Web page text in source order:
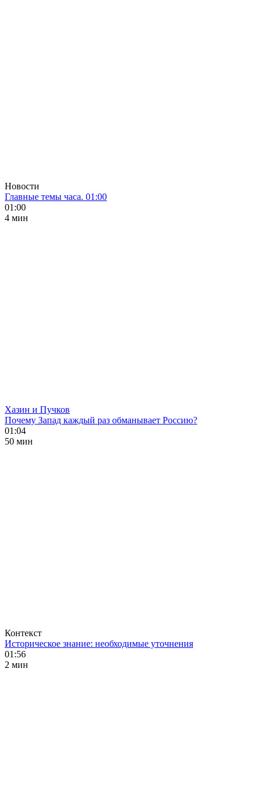
Новости
Главные темы часа. 01:00
01:00
4 мин
Хазин и Пучков
Почему Запад каждый раз обманывает Россию?
01:04
50 мин
Контекст
Историческое знание: необходимые уточнения
01:56
2 мин